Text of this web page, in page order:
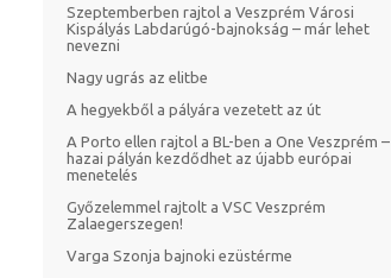
Szeptemberben rajtol a Veszprém Városi
Kispályás Labdarúgó-bajnokság – már lehet
nevezni
Nagy ugrás az elitbe
A hegyekből a pályára vezetett az út
A Porto ellen rajtol a BL-ben a One Veszprém –
hazai pályán kezdődhet az újabb európai
menetelés
Győzelemmel rajtolt a VSC Veszprém
Zalaegerszegen!
Varga Szonja bajnoki ezüstérme